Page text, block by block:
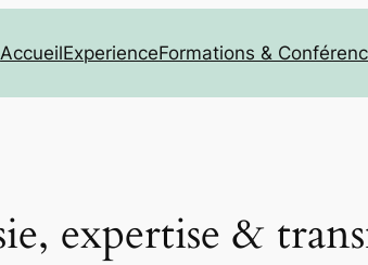
AccueilExperienceFormations &
expertise &